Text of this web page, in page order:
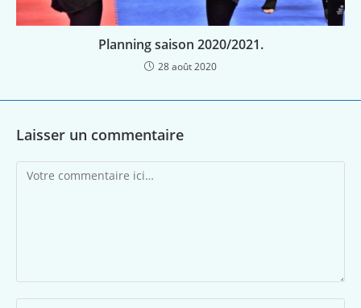
Planning saison 2020/2021.
28 août 2020
Laisser un commentaire